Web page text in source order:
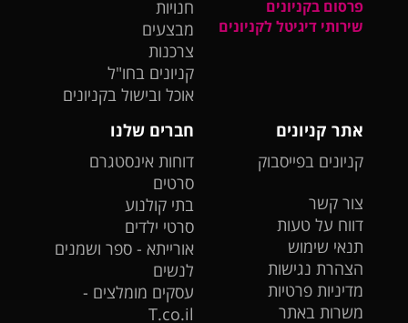
פרסום בקניונים
שירותי דיגיטל לקניונים
חנויות
מבצעים
צרכנות
קניונים בחו"ל
אוכל ובישול בקניונים
אתר קניונים
קניונים בפייסבוק
צור קשר
דווח על טעות
תנאי שימוש
הצהרת נגישות
מדיניות פרטיות
משרות באתר
חברים שלנו
דוחות אינסטגרם
סרטים
בתי קולנוע
סרטי ילדים
אורייתא - ספר ושמנים
לנשים
עסקים מומלצים -
T.co.il